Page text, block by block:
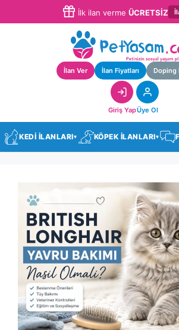
İlk ilan verme ÜCRETSİZ
İlan Ver İlan Fiyatları Doping
Giriş YapÜye Ol
KEDİ İLANLARI▾ KÖPEK İLANLARI▾